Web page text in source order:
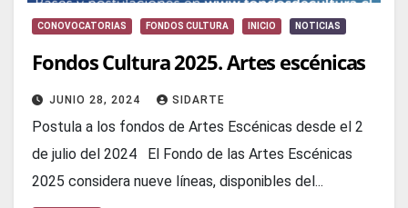
CONOVOCATORIAS FONDOS CULTURA INICIO NOTICIAS
Fondos Cultura 2025. Artes escénicas
JUNIO 28, 2024 SIDARTE
Postula a los fondos de Artes Escénicas desde el 2
de julio del 2024 El Fondo de las Artes Escénicas
2025 considera nueve líneas, disponibles del...